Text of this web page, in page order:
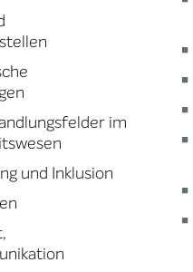
im
und Inklusion